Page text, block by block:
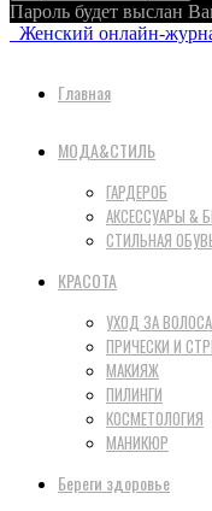
Пароль будет выслан
Женский онлайн-
Главная
МОДА&СТИЛЬ
ГАРДЕРОБ
АКСЕССУАРЫ &
СТИЛЬНАЯ
КРАСОТА
УХОД ЗА
ПРИЧЕСКИ И
МАКИЯЖ
ПИЛИНГИ
КОСМЕТОЛОГИЯ
МАНИКЮР
Береги здоровье